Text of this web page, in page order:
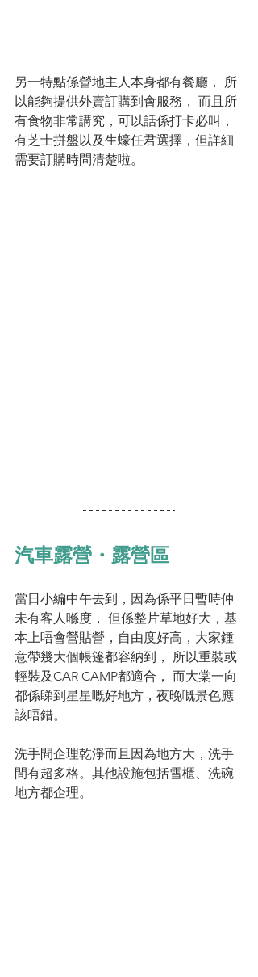
另一特點係營地主人本身都有餐廳， 所
以能夠提供外賣訂購到會服務， 而且所
有食物非常講究，可以話係打卡必叫，
有芝士拼盤以及生蠔任君選擇，但詳細
需要訂購時問清楚啦。
汽車露營・露營區
當日小編中午去到，因為係平日暫時仲
未有客人喺度， 但係整片草地好大，基
本上唔會營貼營，自由度好高，大家鍾
意帶幾大個帳篷都容納到， 所以重裝或
輕裝及CAR CAMP都適合， 而大棠一向
都係睇到星星嘅好地方，夜晚嘅景色應
該唔錯。
洗手間企理乾淨而且因為地方大，洗手
間有超多格。其他設施包括雪櫃、洗碗
地方都企理。